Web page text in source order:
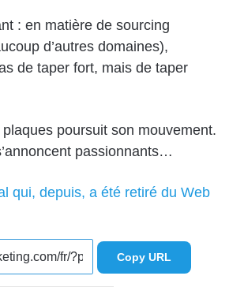
: en matière de sourcing
d’autres domaines),
de taper fort, mais de taper
poursuit son mouvement.
passionnants…
qui, depuis, a été retiré du Web
Copy URL